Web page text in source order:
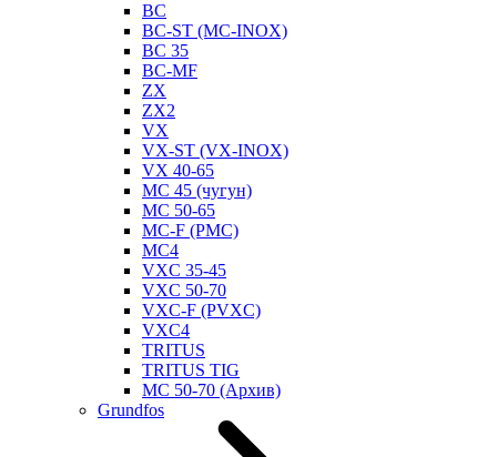
BC
BC-ST (MC-INOX)
BC 35
BC-MF
ZX
ZX2
VX
VX-ST (VX-INOX)
VX 40-65
MC 45 (чугун)
MC 50-65
MC-F (PMC)
MC4
VXC 35-45
VXC 50-70
VXC-F (PVXC)
VXC4
TRITUS
TRITUS TIG
MC 50-70 (Архив)
Grundfos